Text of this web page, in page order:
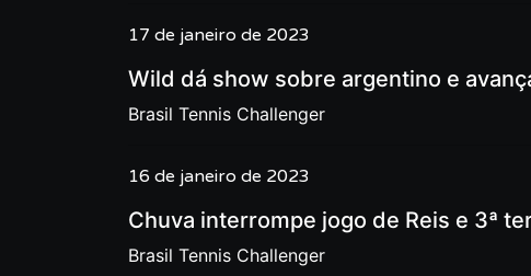
17 de janeiro de 2023
Wild dá show sobre argentino e
Brasil Tennis Challenger
16 de janeiro de 2023
Chuva interrompe jogo de Reis e 3ª
Brasil Tennis Challenger